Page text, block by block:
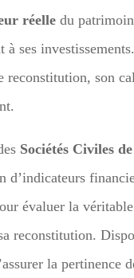
réelle du
à ses
reconstitution, son
Sociétés Civiles
d’indicateurs
évaluer la
reconstitution.
la pertinence